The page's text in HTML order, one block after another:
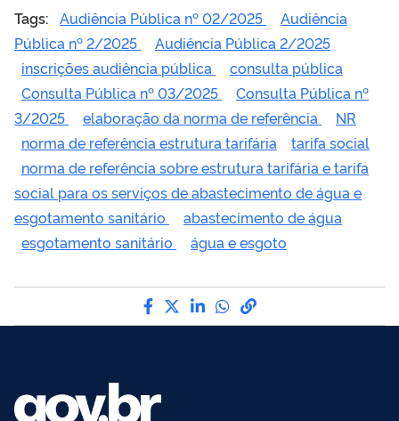
Tags: Audiência Pública nº 02/2025
Audiência
Pública nº 2/2025
Audiência Pública 2/2025
inscrições audiência pública
consulta pública
Consulta Pública nº 03/2025
Consulta Pública nº
3/2025
elaboração da norma de referência
NR
norma de referência estrutura tarifária
tarifa social
norma de referência sobre estrutura tarifária e tarifa
social para os serviços de abastecimento de água e
esgotamento sanitário
abastecimento de água
esgotamento sanitário
água e esgoto
Compartilhe por Facebook
Compartilhe por Twitter
Compartilhe por
Compartilhe por
link para Copiar